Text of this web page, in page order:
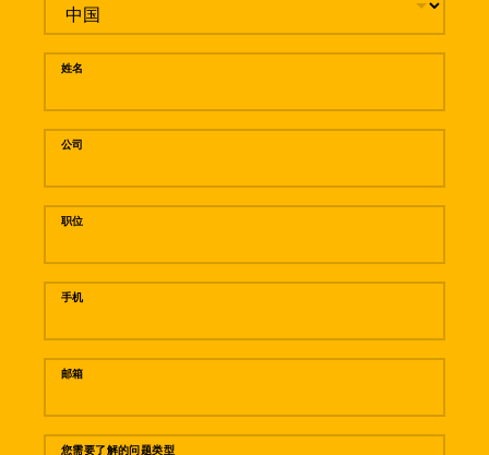
姓名
公司
职位
手机
邮箱
您需要了解的问题类型